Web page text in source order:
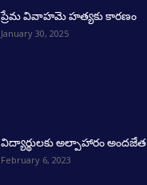
ప్రేమ వివాహమె హత్యకు కారణం
January 30, 2025
విద్యార్థులకు అల్పాహారం అందజేత
February 6, 2023